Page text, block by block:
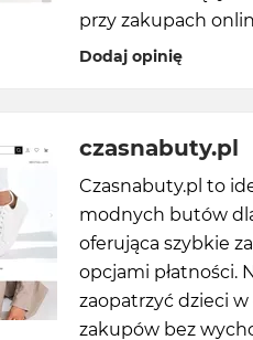
przy zakupach
Dodaj opinię
czasnabuty.pl
Czasnabuty.pl to
modnych butów
oferująca szybkie
opcjami płatności.
zaopatrzyć dzieci
zakupów bez